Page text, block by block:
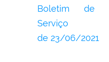
Boletim de
Serviço
de 23/06/2021